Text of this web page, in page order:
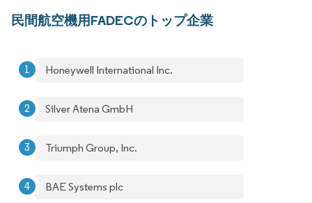
民間航空機用FADECのトップ企業
Honeywell International Inc.
Silver Atena GmbH
Triumph Group, Inc.
BAE Systems plc